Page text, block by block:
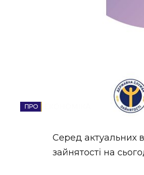
ВІДЕО
Серед актуальних
зайнятості на